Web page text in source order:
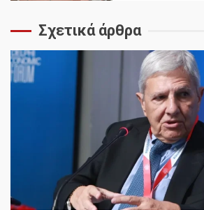
Σχετικά άρθρα